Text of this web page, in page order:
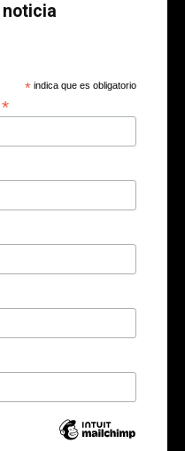
noticia
* indica que es obligatorio
*